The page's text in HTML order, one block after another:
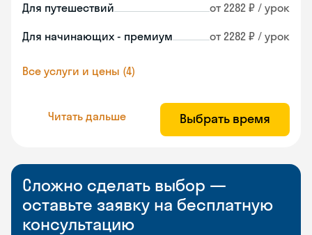
Для путешествий от 2282 ₽ / урок
Для начинающих - премиум от 2282 ₽ / урок
Все услуги и цены (4)
Читать дальше Выбрать время
Сложно сделать выбор —
оставьте заявку на бесплатную
консультацию